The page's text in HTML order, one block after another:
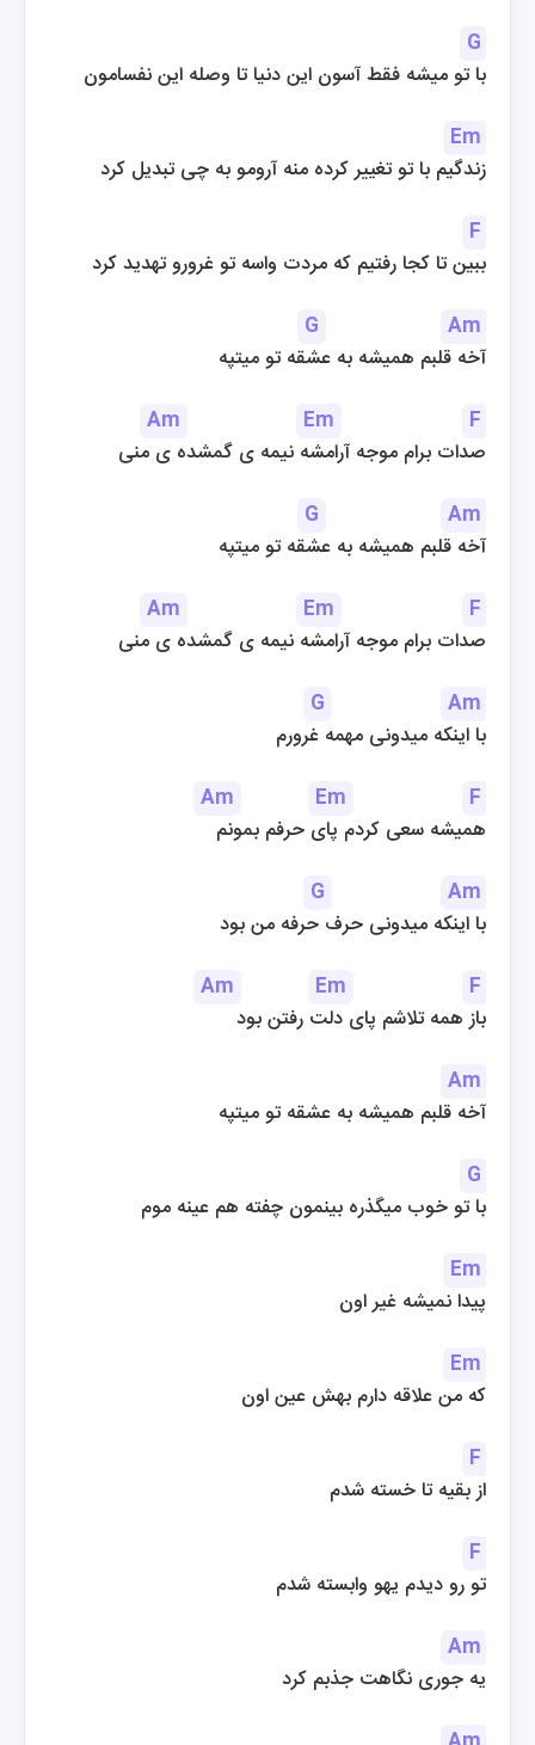
G
با تو میشه فقط آسون این دنیا تا وصله این نفسامون
Em
زندگیم با تو تغییر کرده منه آرومو به چی تبدیل کرد
F
ببین تا کجا رفتیم که مردت واسه تو غرورو تهدید کرد
G
Am
آخه قلبم همیشه به عشقه تو میتپه
Am
Em
F
صدات برام موجه آرامشه نیمه ی گمشده ی منی
G
Am
آخه قلبم همیشه به عشقه تو میتپه
Am
Em
F
صدات برام موجه آرامشه نیمه ی گمشده ی منی
G
Am
با اینکه میدونی مهمه غرورم
Am
Em
F
همیشه سعی کردم پای حرفم بمونم
G
Am
با اینکه میدونی حرف حرفه من بود
Am
Em
F
باز همه تلاشم پای دلت رفتن بود
Am
آخه قلبم همیشه به عشقه تو میتپه
G
با تو خوب میگذره بینمون چفته هم عینه موم
Em
پیدا نمیشه غیر اون
Em
که من علاقه دارم بهش عین اون
F
از بقیه تا خسته شدم
F
تو رو دیدم یهو وابسته شدم
Am
یه جوری نگاهت جذبم کرد